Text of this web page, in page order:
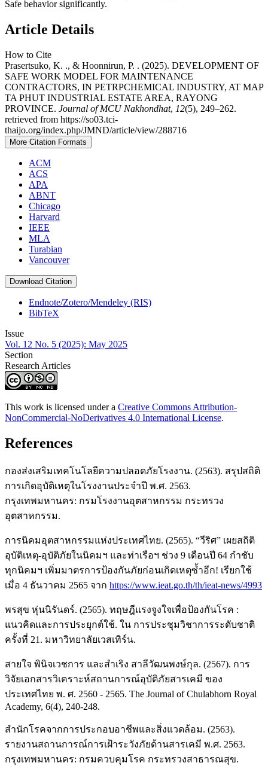
Safe behavior significantly.
Article Details
How to Cite
Prasertsuko, K. ., & Hoonnirun, P. . (2025). DEVELOPMENT OF
SAFE WORK MODEL FOR MAINTENANCE
CONTRACTORS, IN PETRPCHEMICAL INDUSTRY, AT MAP
TA PHUT INDUSTRIAL ESTATE AREA, RAYONG
PROVINCE. Journal of MCU Nakhondhat, 12(5), 249–262.
retrieved from https://so03.tci-
thaijo.org/index.php/JMND/article/view/288716
More Citation Formats
ACM
ACS
APA
ABNT
Chicago
Harvard
IEEE
MLA
Turabian
Vancouver
Download Citation
Endnote/Zotero/Mendeley (RIS)
BibTeX
Issue
Vol. 12 No. 5 (2025): May 2025
Section
Research Articles
This work is licensed under a Creative Commons Attribution-
NonCommercial-NoDerivatives 4.0 International License.
References
กองส่งเสริมเทคโนโลยีความปลอดภัยโรงงาน. (2563). สรุปสถิติ
การเกิดอุบัติเหตุในโรงงานประจำปี พ.ศ. 2563.
กรุงเทพมหานคร: กรมโรงงานอุตสาหกรรม กระทรวง
อุตสาหกรรม.
การนิคมอุตสาหกรรมแห่งประเทศไทย. (2565). “วีริศ” เผยสถิติ
อุบัติเหตุ-อุบัติภัยในนิคมฯ และท่าเรือฯ ช่วง 9 เดือนปี 64 กำชับ
ทุกนิคมฯ เพิ่มมาตรการป้องกันภัยก่อนเกิดเหตุซ้ำอีก! เรียกใช้
เมื่อ 4 ธันวาคม 2565 จาก https://www.ieat.go.th/th/ieat-news/4993
พรสุข หุ่นนิรันดร์. (2565). ทฤษฎีแรงจูงใจเพื่อป้องกันโรค :
แนวคิดและการประยุกต์ใช้. ใน การประชุมวิชาการระดับชาติ
ครั้งที่ 21. มหาวิทยาลัยเวสเทิร์น.
สายใจ พินิจเวชการ และสำเริง สาลีวัฒนพงษ์กุล. (2567). การ
วิจัยเอกสารวิเคราะห์สถานการณ์อุบัติภัยสารเคมี ของ
ประเทศไทย พ. ศ. 2560 - 2565. The Journal of Chulabhorn Royal
Academy, 6(4), 240-248.
สำนักโรคจากการประกอบอาชีพและสิ่งแวดล้อม. (2563).
รายงานสถานการณ์การเฝ้าระวังภัยด้านสารเคมี พ.ศ. 2563.
กรุงเทพมหานคร: กรมควบคุมโรค กระทรวงสาธารณสุข.